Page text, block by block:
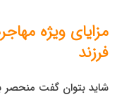
مزایای ویژه
فرزند
شاید بتوان گفت منحصر